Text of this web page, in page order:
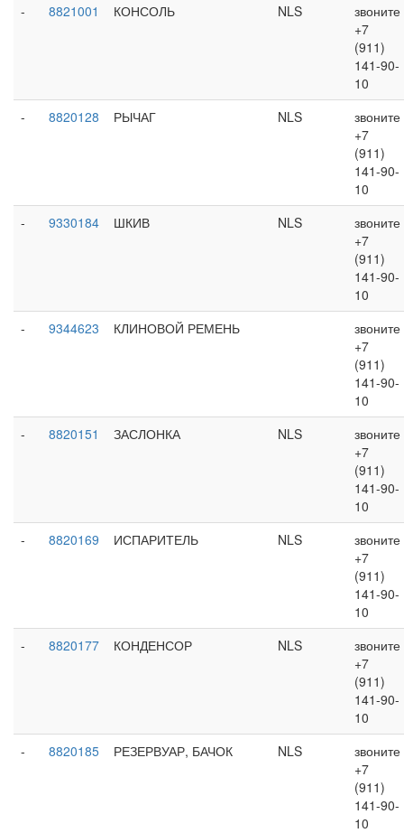
-
8821001 КОНСОЛЬ NLS
звоните
+7
(911)
141-90-
10
-
8820128 РЫЧАГ NLS
звоните
+7
(911)
141-90-
10
-
9330184 ШКИВ NLS
звоните
+7
(911)
141-90-
10
-
9344623 КЛИНОВОЙ РЕМЕНЬ
звоните
+7
(911)
141-90-
10
-
8820151 ЗАСЛОНКА NLS
звоните
+7
(911)
141-90-
10
-
8820169 ИСПАРИТЕЛЬ NLS
звоните
+7
(911)
141-90-
10
-
8820177 КОНДЕНСОР NLS
звоните
+7
(911)
141-90-
10
-
8820185 РЕЗЕРВУАР, БАЧОК NLS
звоните
+7
(911)
141-90-
10